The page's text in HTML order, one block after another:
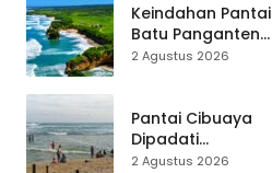
Mitigasi hingga
Teknik Evakuasi
Keindahan Pantai
Batu Panganten
Mulai Dilirik
2 Agustus 2026
Pantai Cibuaya
Dipadati
Wisatawan,
2 Agustus 2026